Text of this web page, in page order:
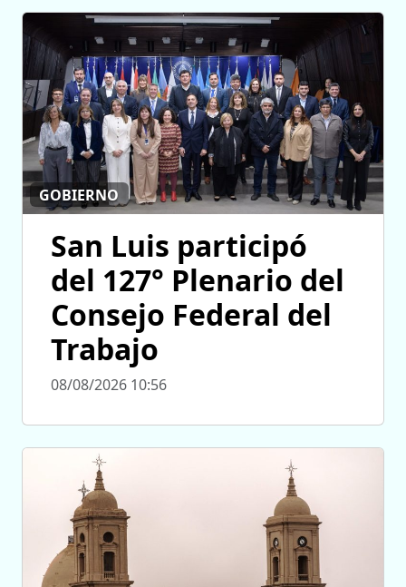
GOBIERNO
San Luis participó
del 127° Plenario del
Consejo Federal del
Trabajo
08/08/2026 10:56